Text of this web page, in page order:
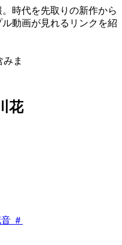
時代を先取りの新作から
動画が見れるリンクを紹
ま
花
＃